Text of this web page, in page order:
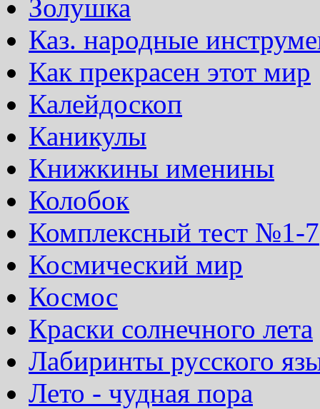
Золушка
Каз. народные
Как прекрасен этот мир
Калейдоскоп
Каникулы
Книжкины именины
Колобок
Комплексный тест №1-7
Космический мир
Космос
Краски солнечного лета
Лабиринты русского
Лето - чудная пора